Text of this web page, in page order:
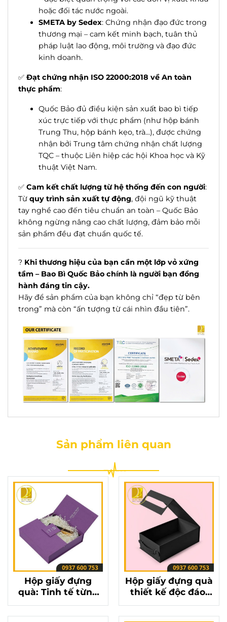
hoặc đối tác nước ngoài.
SMETA by Sedex: Chứng nhận đạo đức trong
thương mại – cam kết minh bạch, tuân thủ
pháp luật lao động, môi trường và đạo đức
kinh doanh.
✅ Đạt chứng nhận ISO 22000:2018 về An toàn
thực phẩm:
Quốc Bảo đủ điều kiện sản xuất bao bì tiếp
xúc trực tiếp với thực phẩm (như hộp bánh
Trung Thu, hộp bánh kẹo, trà...), được chứng
nhận bởi Trung tâm chứng nhận chất lượng
TQC – thuộc Liên hiệp các hội Khoa học và Kỹ
thuật Việt Nam.
✅ Cam kết chất lượng từ hệ thống đến con người:
Từ quy trình sản xuất tự động, đội ngũ kỹ thuật
tay nghề cao đến tiêu chuẩn an toàn – Quốc Bảo
không ngừng nâng cao chất lượng, đảm bảo mỗi
sản phẩm đều đạt chuẩn quốc tế.
? Khi thương hiệu của bạn cần một lớp vỏ xứng
tầm – Bao Bì Quốc Bảo chính là người bạn đồng
hành đáng tin cậy.
Hãy để sản phẩm của bạn không chỉ “đẹp từ bên
trong” mà còn “ấn tượng từ cái nhìn đầu tiên”.
Sản phẩm liên quan
Hộp giấy đựng
quà: Tinh tế từng
đường nét, nâng
tầm món quà của
Hộp giấy đựng quà
thiết kế độc đáo,
làm say đắm mọi
ánh nhìn